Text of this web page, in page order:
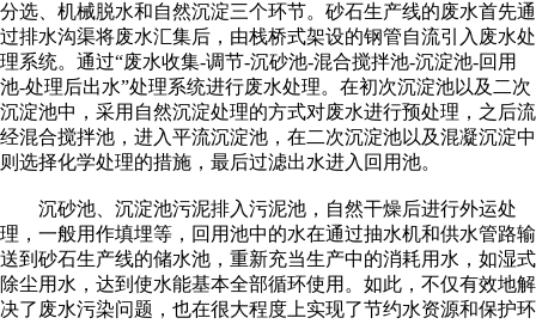
分选、机械脱水和自然沉淀三个环节。砂石生产线的废水首先通
过排水沟渠将废水汇集后，由栈桥式架设的钢管自流引入废水处
理系统。通过“废水收集-调节-沉砂池-混合搅拌池-沉淀池-回用
池-处理后出水”处理系统进行废水处理。在初次沉淀池以及二次
沉淀池中，采用自然沉淀处理的方式对废水进行预处理，之后流
经混合搅拌池，进入平流沉淀池，在二次沉淀池以及混凝沉淀中
则选择化学处理的措施，最后过滤出水进入回用池。
沉砂池、沉淀池污泥排入污泥池，自然干燥后进行外运处
理，一般用作填埋等，回用池中的水在通过抽水机和供水管路输
送到砂石生产线的储水池，重新充当生产中的消耗用水，如湿式
除尘用水，达到使水能基本全部循环使用。如此，不仅有效地解
决了废水污染问题，也在很大程度上实现了节约水资源和保护环